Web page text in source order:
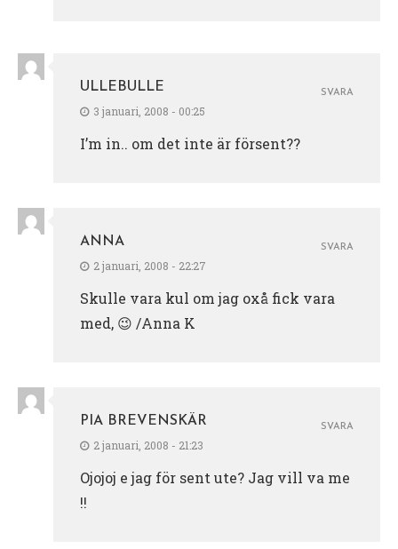
ULLEBULLE
3 januari, 2008 - 00:25
I’m in.. om det inte är försent??
SVARA
ANNA
2 januari, 2008 - 22:27
Skulle vara kul om jag oxå fick vara
med, 😉 /Anna K
SVARA
PIA BREVENSKÄR
2 januari, 2008 - 21:23
Ojojoj e jag för sent ute? Jag vill va me
!!
SVARA